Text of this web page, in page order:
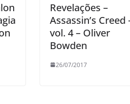
Revelações –
Assassin’s Creed
vol. 4 – Oliver
Bowden
26/07/2017